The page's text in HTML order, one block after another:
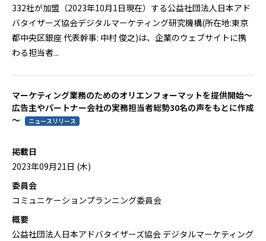
332社が加盟（2023年10月1日現在）する公益社団法人日本アド
バタイザーズ協会デジタルマーケティング研究機構(所在地:東京
都中央区銀座 代表幹事: 中村 俊之)は、企業のウェブサイトに携
わる担当者...
マーケティング業務のためのオリエンフォーマットを提供開始～
広告主やパートナー会社の実務担当者総勢30名の声をもとに作成
～
ニュースリリース
掲載日
2023年09月21日 (木)
委員会
コミュニケーションプランニング委員会
概要
公益社団法人日本アドバタイザーズ協会 デジタルマーケティング